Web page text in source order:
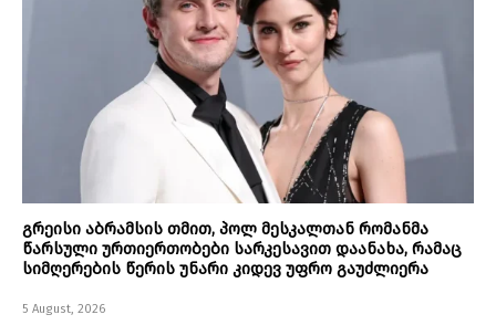
გრეისი აბრამსის თმით, პოლ მესკალთან რომანმა
წარსული ურთიერთობები სარკესავით დაანახა, რამაც
სიმღერების წერის უნარი კიდევ უფრო გაუძლიერა
5 August, 2026